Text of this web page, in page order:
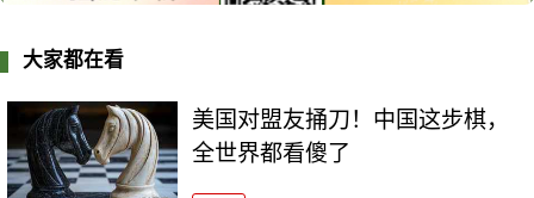
大家都在看
美国对盟友捅刀！中国这步棋，
全世界都看傻了